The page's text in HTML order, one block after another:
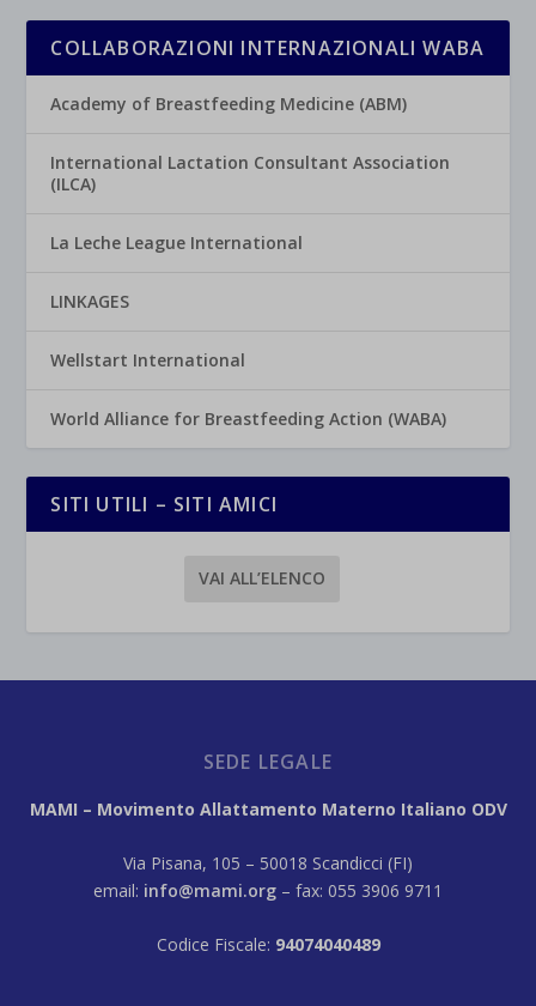
COLLABORAZIONI INTERNAZIONALI WABA
Academy of Breastfeeding Medicine (ABM)
International Lactation Consultant Association
(ILCA)
La Leche League International
LINKAGES
Wellstart International
World Alliance for Breastfeeding Action (WABA)
SITI UTILI – SITI AMICI
VAI ALL’ELENCO
SEDE LEGALE
MAMI – Movimento Allattamento Materno Italiano ODV
Via Pisana, 105 – 50018 Scandicci (FI)
email: info@mami.org – fax: 055 3906 9711
Codice Fiscale: 94074040489